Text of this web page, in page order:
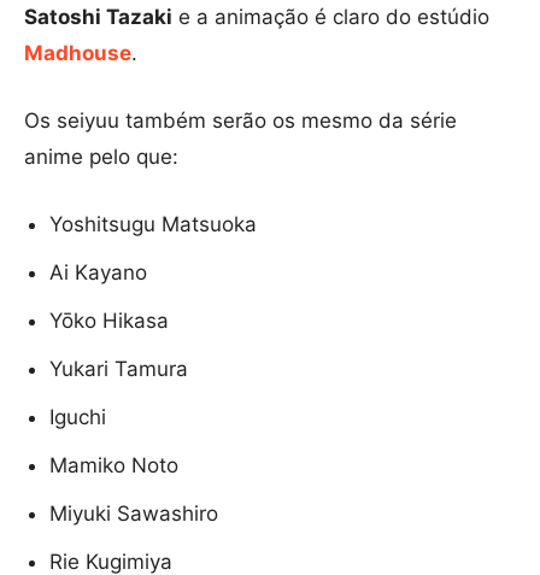
Satoshi Tazaki e a animação é claro do estúdio
Madhouse.
Os seiyuu também serão os mesmo da série
anime pelo que:
Yoshitsugu Matsuoka
Ai Kayano
Yōko Hikasa
Yukari Tamura
Iguchi
Mamiko Noto
Miyuki Sawashiro
Rie Kugimiya